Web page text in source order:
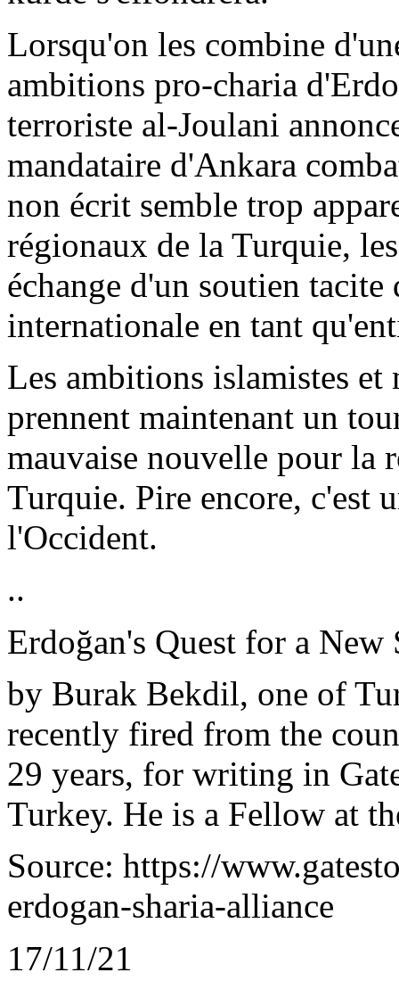
Lorsqu'on les combine
ambitions pro-charia d'
terroriste al-Joulani
mandataire d'Ankara
non écrit semble trop
régionaux de la Turquie,
échange d'un soutien
internationale en tant
Les ambitions islamistes et
prennent maintenant un
mauvaise nouvelle pour la
Turquie. Pire encore, c'est
l'Occident.
..
Erdoğan's Quest for a New
by Burak Bekdil, one of
recently fired from the
29 years, for writing in
Turkey. He is a Fellow at
Source: https://
erdogan-sharia-alliance
17/11/21